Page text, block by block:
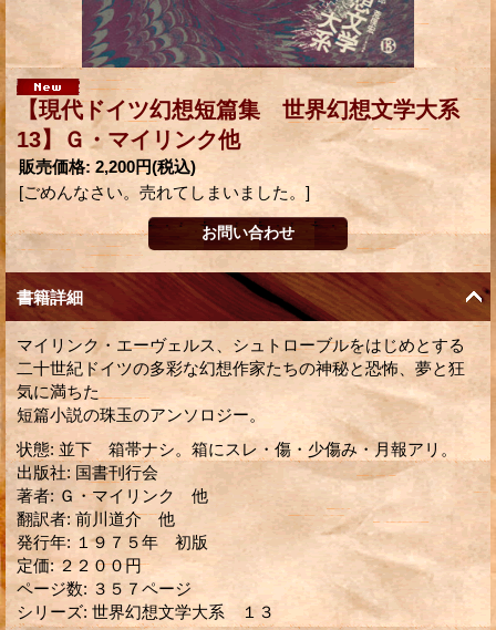
【現代ドイツ幻想短篇集 世界幻想文学大系
13】Ｇ・マイリンク他
販売価格: 2,200円(税込)
[ごめんなさい。売れてしまいました。]
書籍詳細
マイリンク・エーヴェルス、シュトローブルをはじめとする
二十世紀ドイツの多彩な幻想作家たちの神秘と恐怖、夢と狂
気に満ちた
短篇小説の珠玉のアンソロジー。
状態: 並下 箱帯ナシ。箱にスレ・傷・少傷み・月報アリ。
出版社: 国書刊行会
著者: Ｇ・マイリンク 他
翻訳者: 前川道介 他
発行年: １９７５年 初版
定価: ２２００円
ページ数: ３５７ページ
シリーズ: 世界幻想文学大系 １３